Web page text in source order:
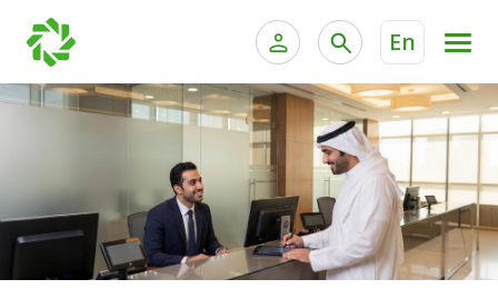
En
الخدمات المصرفية الإلكترونية للأفراد
الخدمات المصرفية الإلكترونية للشركات
خدمة "بيتك" للتداول الإلكتروني
الخدمات المصرفية للأفراد الخدمات المالية الخاصة
الحسابات المصرفية
البطاقات